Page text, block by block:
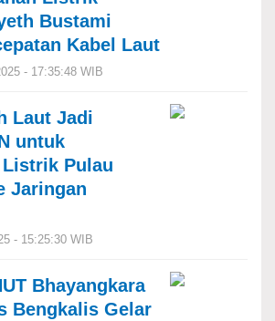
Bustami
Kabel Laut
- 17:35:48 WIB
Laut Jadi
untuk
Pulau
Jaringan
- 15:25:30 WIB
Bhayangkara
Bengkalis Gelar